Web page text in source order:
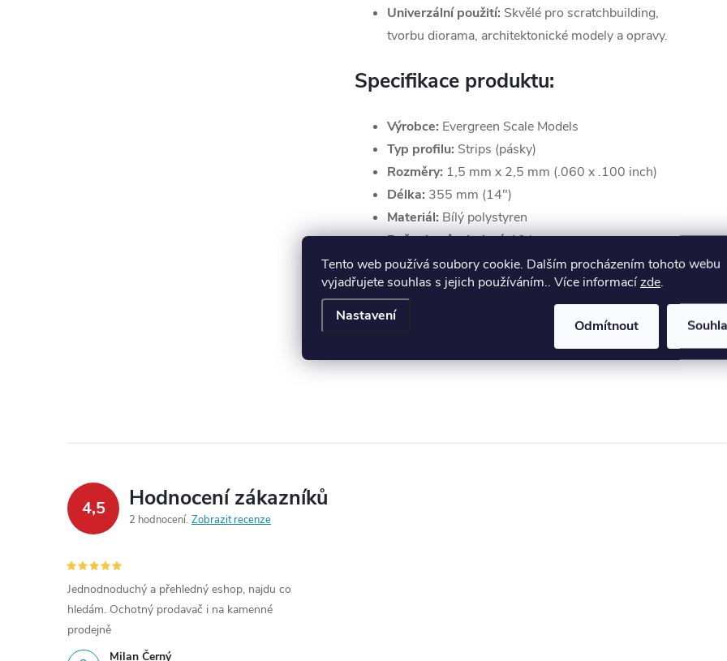
Tento web používá soubory cookie. Dalším procházením tohoto webu
vyjadřujete souhlas s jejich používáním.. Více informacízde.
Nastavení
Odmítnout
Univerzální použití: Skvělé pro scratchbuilding,
tvorbu diorama, architektonické modely a opravy.
Specifikace produktu:
Výrobce: Evergreen Scale Models
Typ profilu: Strips (pásky)
Rozměry: 1,5 mm x 2,5 mm (.060 x .100 inch)
Délka: 355 mm (14")
Materiál: Bílý polystyren
Počet kusů v balení:10 ks
S profily Evergreen posunete své modelářské
dovednosti na novou úroveň. Dodejte svým projektům
detaily, které je odliší od ostatních!
4,5 Hodnocení zákazníků
2 hodnocení Zobrazit recenze
Milan Černý
Jednodnoduchý a přehledný eshop, najdu co
hledám. Ochotný prodavač i na kamenné
prodejně